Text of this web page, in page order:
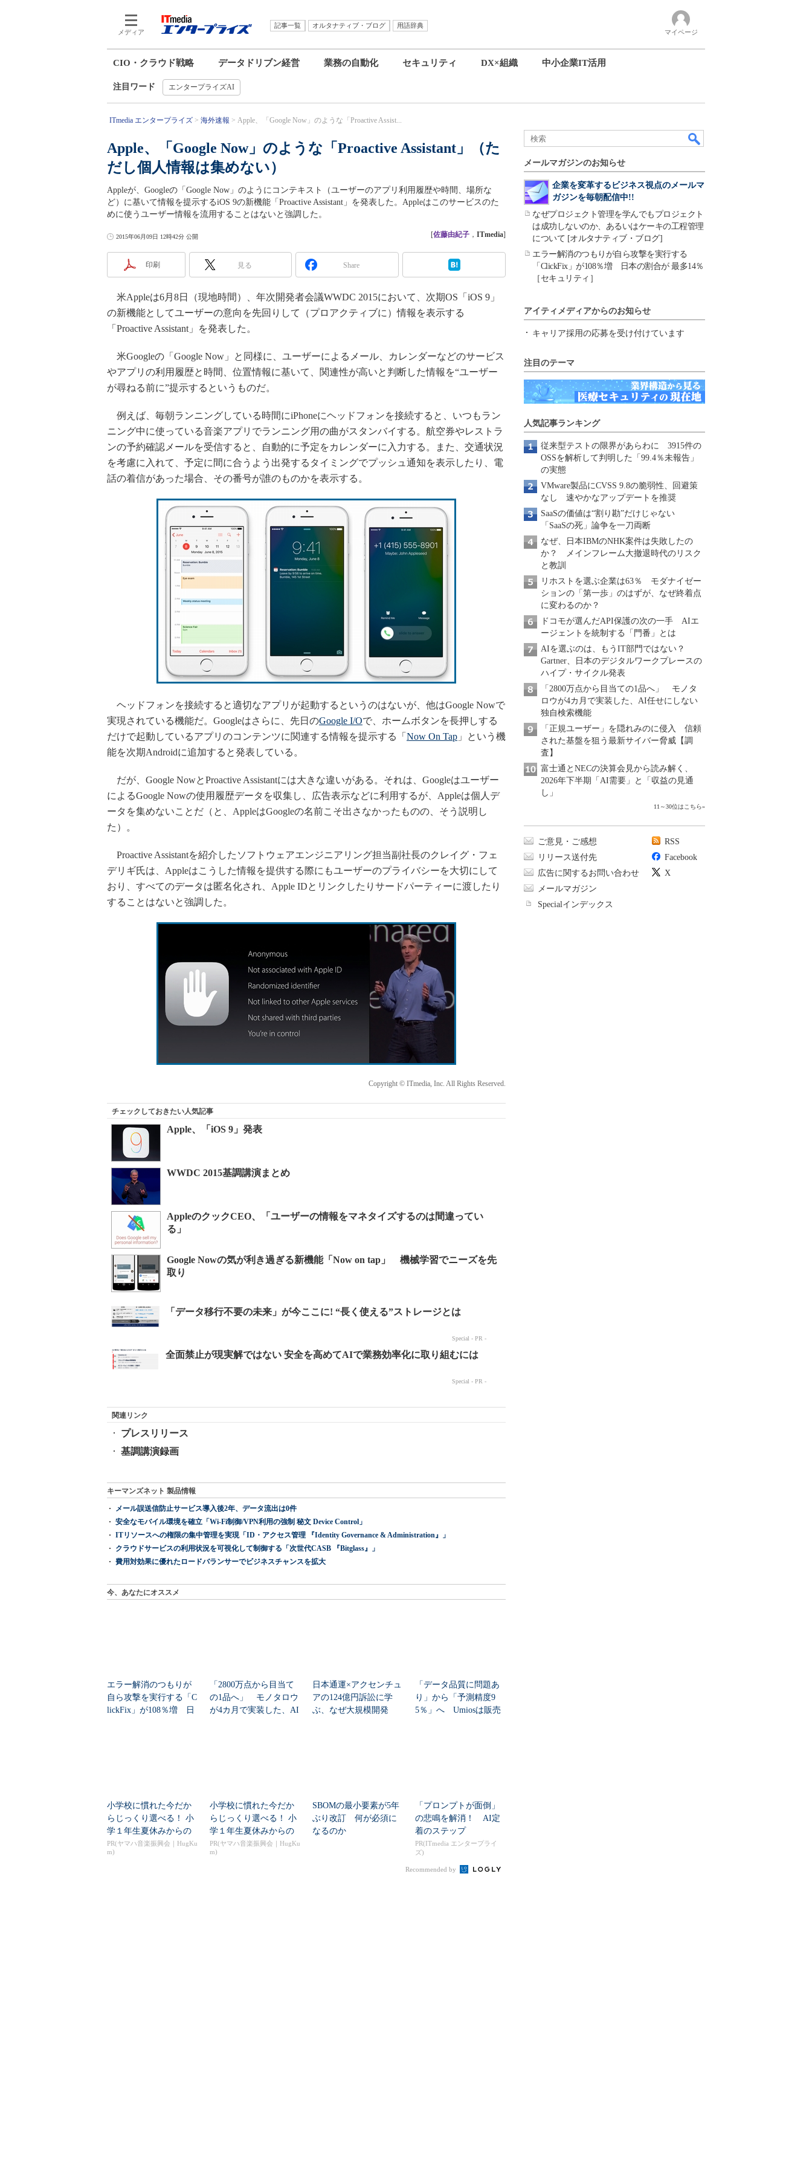
メディア
記事一覧 オルタナティブ・ブログ
用語辞典
マイページ
CIO・クラウド戦略 データドリブン経営 業務の自動化 セキュリティ DX×組織 中小企業IT活用
注目ワード エンタープライズAI
ITmedia エンタープライズ 海外速報 Apple、「Google Now」のような「Proactive Assist...
Apple、「Google Now」のような「Proactive Assistant」（た
だし個人情報は集めない）
Appleが、Googleの「Google Now」のようにコンテキスト（ユーザーのアプリ利用履歴や時間、場所な
ど）に基いて情報を提示するiOS 9の新機能「Proactive Assistant」を発表した。Appleはこのサービスのた
めに使うユーザー情報を流用することはないと強調した。
2015年06月09日 12時42分 公開 [佐藤由紀子 ， ITmedia]
印刷 見る Share
米Appleは6月8日（現地時間）、年次開発者会議WWDC 2015において、次期OS「iOS 9」
の新機能としてユーザーの意向を先回りして（プロアクティブに）情報を表示する
「Proactive Assistant」を発表した。
米Googleの「Google Now」と同様に、ユーザーによるメール、カレンダーなどのサービス
やアプリの利用履歴と時間、位置情報に基いて、関連性が高いと判断した情報を“ユーザー
が尋ねる前に”提示するというものだ。
例えば、毎朝ランニングしている時間にiPhoneにヘッドフォンを接続すると、いつもラン
ニング中に使っている音楽アプリでランニング用の曲がスタンバイする。航空券やレストラ
ンの予約確認メールを受信すると、自動的に予定をカレンダーに入力する。また、交通状況
を考慮に入れて、予定に間に合うよう出発するタイミングでプッシュ通知を表示したり、電
話の着信があった場合、その番号が誰のものかを表示する。
ヘッドフォンを接続すると適切なアプリが起動するというのはないが、他はGoogle Nowで
実現されている機能だ。Googleはさらに、先日のGoogle I/Oで、ホームボタンを長押しする
だけで起動しているアプリのコンテンツに関連する情報を提示する「 Now On Tap 」という機
能を次期Androidに追加すると発表している。
だが、Google NowとProactive Assistantには大きな違いがある。それは、Googleはユーザー
によるGoogle Nowの使用履歴データを収集し、広告表示などに利用するが、Appleは個人デ
ータを集めないことだ（と、AppleはGoogleの名前こそ出さなかったものの、そう説明し
た）。
Proactive Assistantを紹介したソフトウェアエンジニアリング担当副社長のクレイグ・フェ
デリギ氏は、Appleはこうした情報を提供する際にもユーザーのプライバシーを大切にして
おり、すべてのデータは匿名化され、Apple IDとリンクしたりサードパーティーに渡したり
することはないと強調した。
Copyright © ITmedia, Inc. All Rights Reserved.
チェックしておきたい人気記事
Apple、「iOS 9」発表
WWDC 2015基調講演まとめ
AppleのクックCEO、「ユーザーの情報をマネタイズするのは間違ってい
る」
Google Nowの気が利き過ぎる新機能「Now on tap」 機械学習でニーズを先
取り
関連リンク
プレスリリース
基調講演録画
キーマンズネット 製品情報
メール誤送信防止サービス導入後2年、データ流出は0件
安全なモバイル環境を確立「Wi-Fi制御/VPN利用の強制 秘文 Device Control」
ITリソースへの権限の集中管理を実現「ID・アクセス管理 『Identity Governance & Administration』」
クラウドサービスの利用状況を可視化して制御する「次世代CASB 『Bitglass』」
費用対効果に優れたロードバランサーでビジネスチャンスを拡大
今、あなたにオススメ
エラー解消のつもりが
自ら攻撃を実行する「C
lickFix」が108％増 日
「2800万点から目当て
の1品へ」 モノタロウ
が4カ月で実装した、AI
日本通運×アクセンチュ
アの124億円訴訟に学
ぶ、なぜ大規模開発
「データ品質に問題あ
り」から「予測精度9
5％」へ Umiosは販売
小学校に慣れた今だか
らじっくり選べる！ 小
学１年生夏休みからの
「音楽教室」デビュ...
PR(ヤマハ音楽振興会｜HugKu
m)
小学校に慣れた今だか
らじっくり選べる！ 小
学１年生夏休みからの
「音楽教室」デビュ...
PR(ヤマハ音楽振興会｜HugKu
m)
SBOMの最小要素が5年
ぶり改訂 何が必須に
なるのか
「プロンプトが面倒」
の悲鳴を解消！ AI定
着のステップ
PR(ITmedia エンタープライ
ズ)
Recommended by
メールマガジンのお知らせ
企業を変革するビジネス視点のメールマ
ガジンを毎朝配信中!!
なぜプロジェクト管理を学んでもプロジェクト
は成功しないのか、あるいはケーキの工程管理
について [オルタナティブ・ブログ]
エラー解消のつもりが自ら攻撃を実行する
「ClickFix」が108％増 日本の割合が 最多14％
［セキュリティ］
アイティメディアからのお知らせ
キャリア採用の応募を受け付けています
注目のテーマ
人気記事ランキング
従来型テストの限界があらわに 3915件の
OSSを解析して判明した「99.4％未報告」
の実態
VMware製品にCVSS 9.8の脆弱性、回避策
なし 速やかなアップデートを推奨
SaaSの価値は“割り勘”だけじゃない
「SaaSの死」論争を一刀両断
なぜ、日本IBMのNHK案件は失敗したの
か？ メインフレーム大撤退時代のリスク
と教訓
リホストを選ぶ企業は63％ モダナイゼー
ションの「第一歩」のはずが、なぜ終着点
に変わるのか？
ドコモが選んだAPI保護の次の一手 AIエ
ージェントを統制する「門番」とは
AIを選ぶのは、もうIT部門ではない？
Gartner、日本のデジタルワークプレースの
ハイプ・サイクル発表
「2800万点から目当ての1品へ」 モノタ
ロウが4カ月で実装した、AI任せにしない
独自検索機能
「正規ユーザー」を隠れみのに侵入 信頼
された基盤を狙う最新サイバー脅威【調
査】
富士通とNECの決算会見から読み解く、
2026年下半期「AI需要」と「収益の見通
し」
11～30位はこちら»
ご意見・ご感想
リリース送付先
広告に関するお問い合わせ
メールマガジン
Specialインデックス
RSS
Facebook
X